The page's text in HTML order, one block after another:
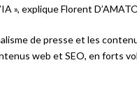
», explique Florent
de presse et les
web et SEO, en forts